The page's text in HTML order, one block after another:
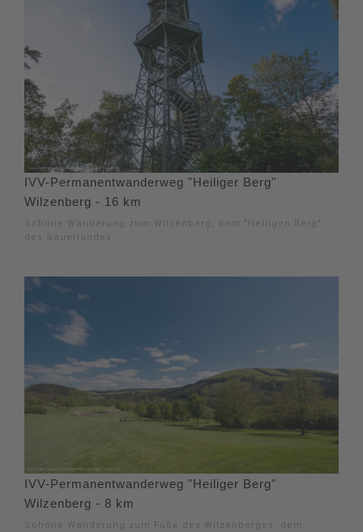
IVV-Permanentwanderweg "Heiliger Berg"
Wilzenberg - 16 km
Schöne Wanderung zum Wilzenberg, dem "Heiligen Berg"
des Sauerlandes.
IVV-Permanentwanderweg "Heiliger Berg"
Wilzenberg - 8 km
Schöne Wanderung zum Fuße des Wilzenberges, dem